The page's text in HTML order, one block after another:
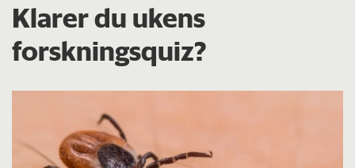
Klarer du ukens
forskningsquiz?